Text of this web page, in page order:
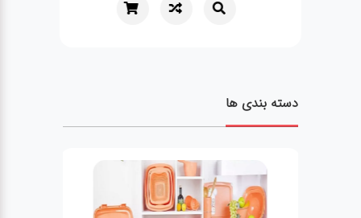
دسته بندی ها